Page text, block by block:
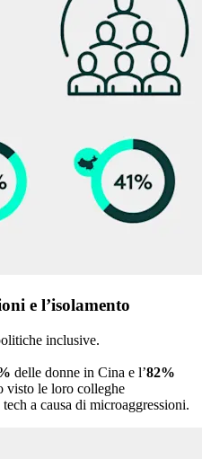
e l’isolamento
inclusive.
delle donne in Cina e l’82%
visto le loro colleghe
a causa di microaggressioni.